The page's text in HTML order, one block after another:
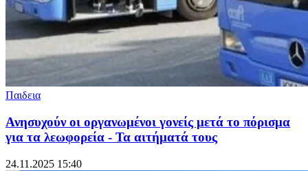
Παιδεια
Ανησυχούν οι οργανωμένοι γονείς μετά το πόρισμα
για τα λεωφορεία - Τα αιτήματά τους
24.11.2025 15:40